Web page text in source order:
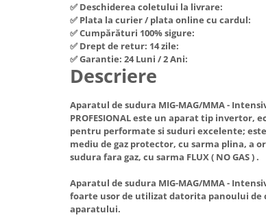
Masini de slefuit
Macarale si electopalane
Masini de tencuit
gresie / faianta / parchet
Masini de canelat
Motoare electrice
Nivela de masurat
Ventilatoare Industriale
Chiuvete bucatarie
Deshidratoare
Dozatoare de apa
Fiare de calcat / Mese pentru
Forme de prajituri
Hote Decorative
Hote Telescopice
✅ Deschiderea coletului la livrare:
✅ Plata la curier / plata online cu cardul:
✅ Cumpărături 100% sigure:
✅ Drept de retur: 14 zile:
✅ Garantie: 24 Luni / 2 Ani:
Descriere
Aparatul de sudura MIG-MAG/MMA - Intensiv
PROFESIONAL este un aparat tip invertor,
pentru performate si suduri excelente;
mediu de gaz protector, cu sarma plina, a
sudura fara gaz, cu sarma FLUX ( NO GAS ) .
Aparatul de sudura MIG-MAG/MMA - Intensiv
foarte usor de utilizat datorita panoului
aparatului.